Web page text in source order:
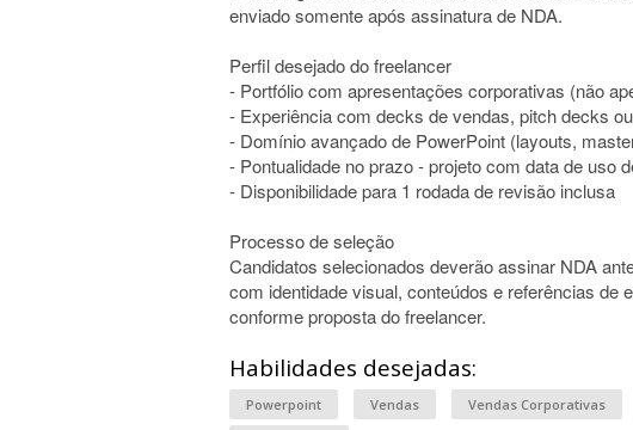
enviado somente após assinatura de NDA.
Perfil desejado do freelancer
- Portfólio com apresentações corporativas (não
- Experiência com decks de vendas, pitch decks
- Domínio avançado de PowerPoint (layouts,
- Pontualidade no prazo - projeto com data de uso
- Disponibilidade para 1 rodada de revisão inclusa
Processo de seleção
Candidatos selecionados deverão assinar NDA
com identidade visual, conteúdos e referências de
conforme proposta do freelancer.
Habilidades desejadas:
Powerpoint Vendas Vendas Corporativas